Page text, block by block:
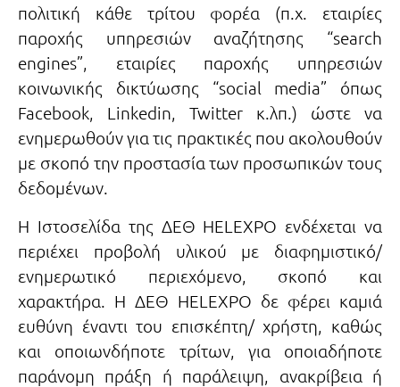
πολιτική κάθε τρίτου φορέα (π.χ. εταιρίες
παροχής υπηρεσιών αναζήτησης “search
engines”, εταιρίες παροχής υπηρεσιών
κοινωνικής δικτύωσης “social media” όπως
Facebook, Linkedin, Twitter κ.λπ.) ώστε να
ενημερωθούν για τις πρακτικές που ακολουθούν
με σκοπό την προστασία των προσωπικών τους
δεδομένων.
Η Ιστοσελίδα της ΔΕΘ HELEXPO ενδέχεται να
περιέχει προβολή υλικού με διαφημιστικό/
ενημερωτικό περιεχόμενο, σκοπό και
χαρακτήρα. Η ΔΕΘ HELEXPO δε φέρει καμιά
ευθύνη έναντι του επισκέπτη/ χρήστη, καθώς
και οποιωνδήποτε τρίτων, για οποιαδήποτε
παράνομη πράξη ή παράλειψη, ανακρίβεια ή